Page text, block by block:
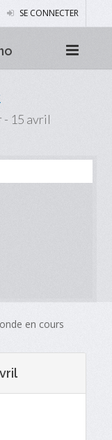
SE CONNECTER
- 15 avril
en cours